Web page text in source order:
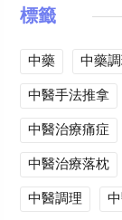
標籤
中藥 中藥
中醫手法推拿
中醫治療痛症
中醫治療落枕
中醫調理